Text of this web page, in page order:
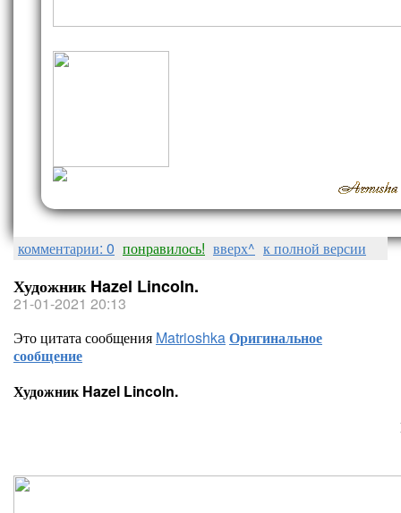
комментарии: 0 понравилось! вверх^ к полной версии
Художник Hazel Lincoln.
21-01-2021 20:13
Это цитата сообщения MatrioshkaОригинальное
сообщение
Художник Hazel Lincoln.